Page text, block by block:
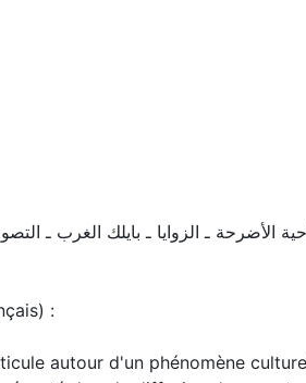
الأضرحة ـ الزوايا ـ بايلك الغرب ـ
:
autour d'un phénomène